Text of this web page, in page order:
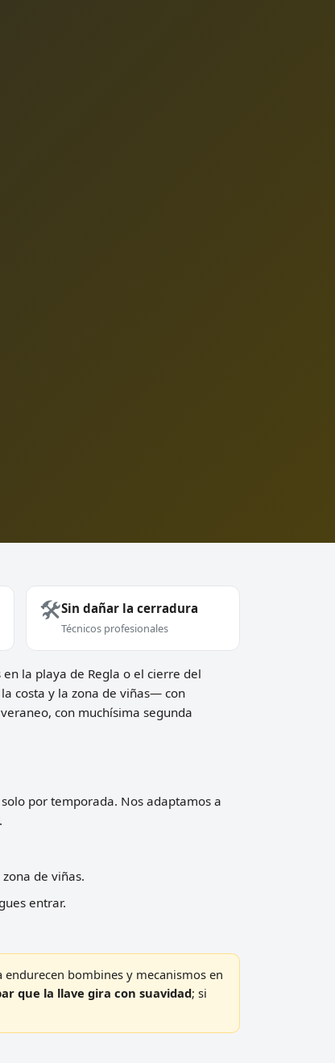
🛠️Sin dañar la cerradura
Técnicos profesionales
la playa de Regla o el cierre del
costa y la zona de viñas— con
con muchísima segunda
por temporada. Nos adaptamos a
de viñas.
entrar.
bombines y mecanismos en
que la llave gira con suavidad; si